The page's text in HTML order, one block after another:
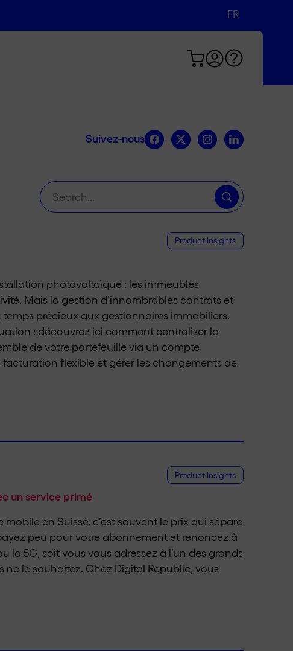
DE
EN
FR
Suivez-nous
Chercher
:
Product Insights
photovoltaïque : les immeubles
Mais la gestion d’innombrables contrats et
précieux aux gestionnaires immobiliers.
: découvrez ici comment centraliser la
de votre portefeuille via un compte
flexible et gérer les changements de
Product Insights
un service primé
en Suisse, c’est souvent le prix qui sépare
peu pour votre abonnement et renoncez à
la 5G, soit vous vous adressez à l’un des grands
ne le souhaitez. Chez Digital Republic, vous